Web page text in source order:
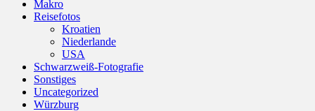
Makro
Reisefotos
Kroatien
Niederlande
USA
Schwarzweiß-Fotografie
Sonstiges
Uncategorized
Würzburg